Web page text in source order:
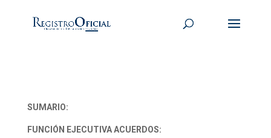
SUMARIO:
FUNCIÓN EJECUTIVA ACUERDOS: